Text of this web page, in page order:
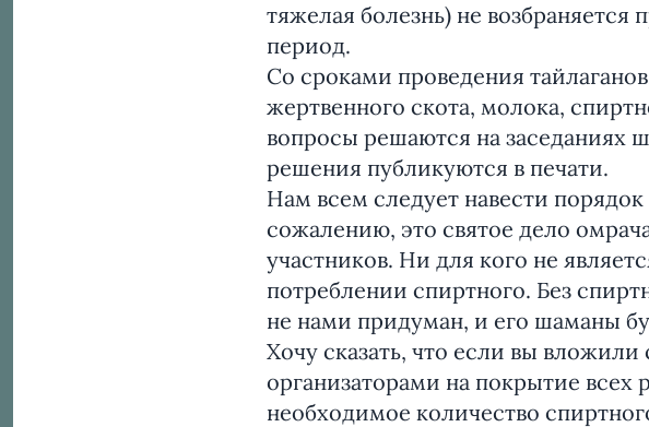
тяжелая болезнь) не
период.
Со сроками проведения
жертвенного скота, молока,
вопросы решаются на заседаниях
решения публикуются в печати.
Нам всем следует навести
сожалению, это святое дело
участников. Ни для кого не
потреблении спиртного. Без
не нами придуман, и его шаманы
Хочу сказать, что если вы
организаторами на покрытие всех
необходимое количество